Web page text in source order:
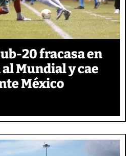
20 fracasa en
Mundial y cae
México